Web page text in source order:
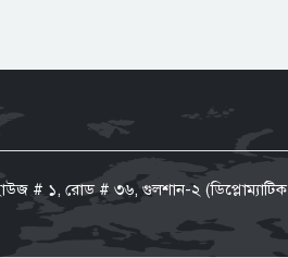
হাউজ # ১, রোড # ৩৬, গুলশান-২ (ডিপ্লোম্যাটিক